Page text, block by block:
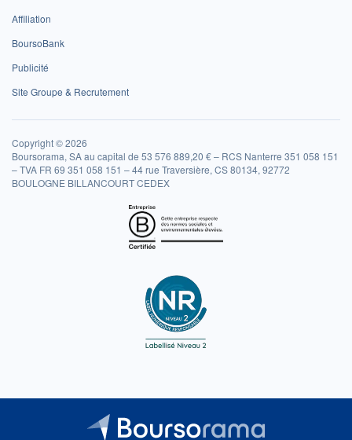
Affiliation
BoursoBank
Publicité
Site Groupe & Recrutement
Copyright © 2026
Boursorama, SA au capital de 53 576 889,20 € – RCS Nanterre 351 058 151
– TVA FR 69 351 058 151 – 44 rue Traversière, CS 80134, 92772
BOULOGNE BILLANCOURT CEDEX